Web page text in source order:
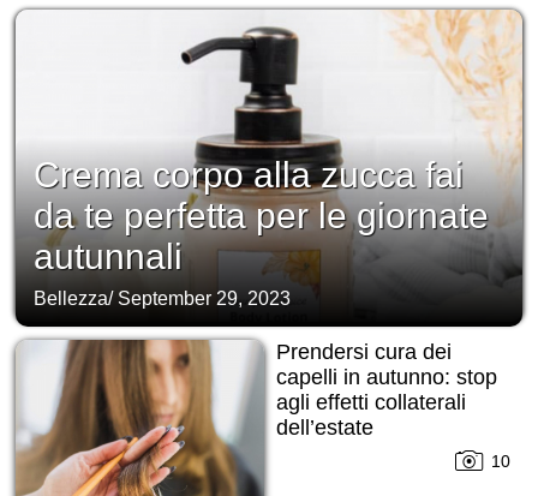
Crema corpo alla zucca fai
da te perfetta per le giornate
autunnali
Bellezza/ September 29, 2023
Prendersi cura dei
capelli in autunno: stop
agli effetti collaterali
dell’estate
10